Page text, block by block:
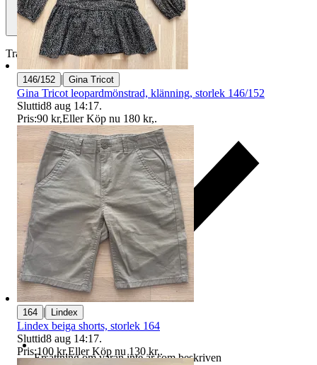
Traderas köparskydd
Ersättning om varan inte är som beskriven
146/152 | Gina Tricot
Gina Tricot leopardmönstrad, klänning, storlek 146/152
Sluttid8 aug 14:17.
Pris:90 kr,Eller Köp nu 180 kr,.
164 | Lindex
Lindex beiga shorts, storlek 164
Sluttid8 aug 14:17.
Pris:100 kr,Eller Köp nu 130 kr,.